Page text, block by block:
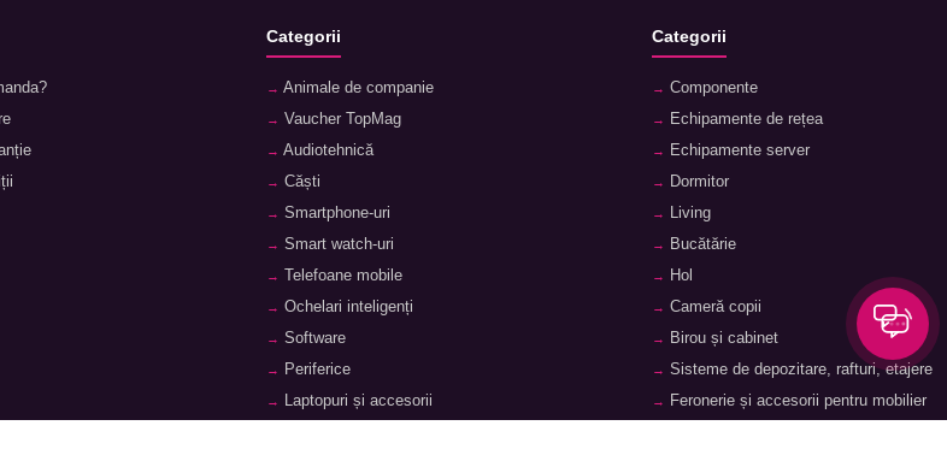
Categorii
Animale de companie
Vaucher TopMag
Audiotehnică
Căști
Smartphone-uri
Smart watch-uri
Telefoane mobile
Ochelari inteligenți
Software
Periferice
Laptopuri și accesorii
Categorii
Componente
Echipamente de rețea
Echipamente server
Dormitor
Living
Bucătărie
Hol
Cameră copii
Birou și cabinet
Sisteme de depozitare, rafturi, etajere
Feronerie și accesorii pentru mobilier